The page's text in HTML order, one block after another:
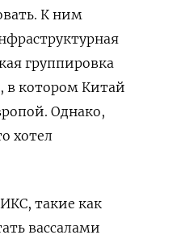
К ним
группировка
в котором Китай
Однако,
хотел
такие как
вассалами